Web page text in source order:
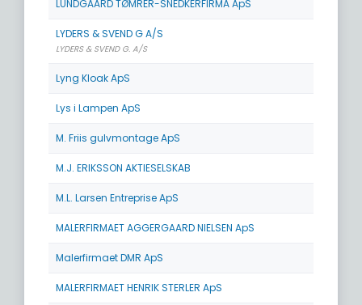
LUNDGAARD TØMRER-SNEDKERFIRMA ApS
LYDERS & SVEND G A/S
LYDERS & SVEND G. A/S
Lyng Kloak ApS
Lys i Lampen ApS
M. Friis gulvmontage ApS
M.J. ERIKSSON AKTIESELSKAB
M.L. Larsen Entreprise ApS
MALERFIRMAET AGGERGAARD NIELSEN ApS
Malerfirmaet DMR ApS
MALERFIRMAET HENRIK STERLER ApS